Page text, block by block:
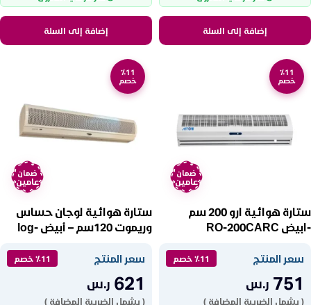
إضافة إلى السلة إضافة إلى السلة
٪11
خصم
ضمان
عامين
ستارة هوائية ارو 200 سم
-ابيض RO-200CARC
سعر المنتج ٪11 خصم
751 ر.س
( يشمل الضريبة المضافة )
٪11
خصم
ضمان
عامين
ستارة هوائية لوجان حساس
وريموت 120سم – أبيض log-
سعر المنتج ٪11 خصم
621 ر.س
( يشمل الضريبة المضافة )